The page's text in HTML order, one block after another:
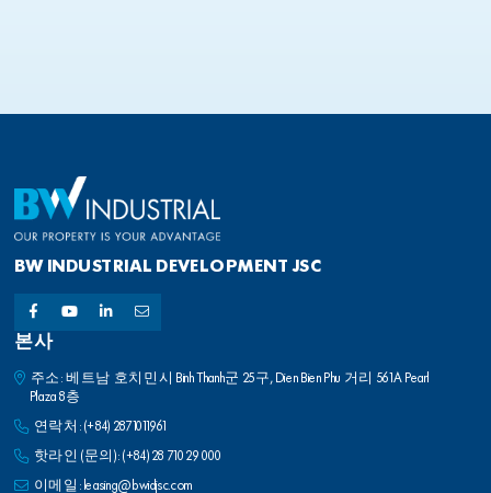
BW INDUSTRIAL DEVELOPMENT JSC
본사
주소: 베트남 호치민시 Binh Thanh군 25구, Dien Bien Phu 거리 561A Pearl
Plaza 8층
연락처: (+84) 2871011961
핫라인 (문의):(+84) 28 710 29 000
이메일: leasing@bwidjsc.com